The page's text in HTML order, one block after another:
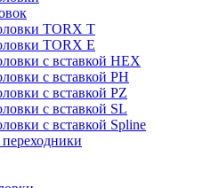
TORX T
TORX Е
с вставкой HEX
с вставкой PH
с вставкой PZ
с вставкой SL
с вставкой Spline